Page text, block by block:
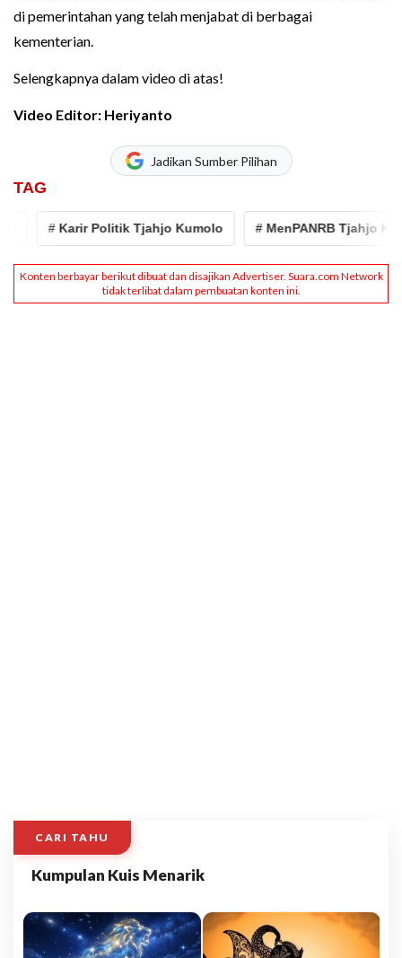
di pemerintahan yang telah menjabat di berbagai
kementerian.
Selengkapnya dalam video di atas!
Video Editor: Heriyanto
Jadikan Sumber Pilihan
TAG
# Karir Politik Tjahjo Kumolo # MenPANRB Tjahjo
CARI TAHU
Kumpulan Kuis Menarik